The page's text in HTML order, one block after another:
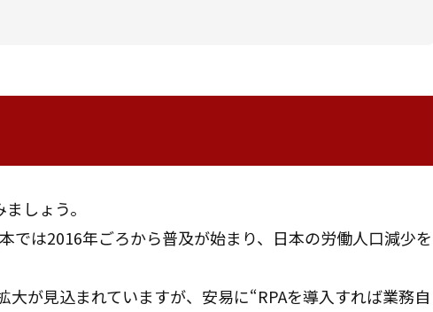
しょう。
は2016年ごろから普及が始まり、日本の労働人口減少を
が見込まれていますが、安易に“RPAを導入すれば業務自